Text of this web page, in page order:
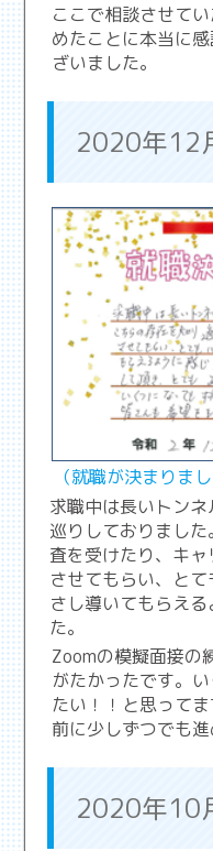
ここで相談させて
めたことに本当に
ざいました。
2020年
（就職が決まりまし
求職中は長いトン
巡りしておりまし
査を受けたり、キ
させてもらい、と
さし導いてもらえ
た。
Zoomの模擬面接の
がたかったです。
たい！！と思って
前に少しずつでも進
2020年